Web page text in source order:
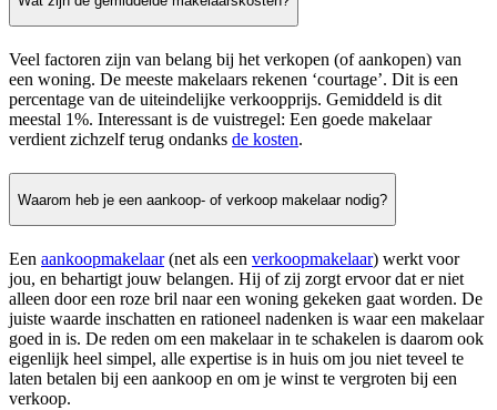
Veel factoren zijn van belang bij het verkopen (of aankopen) van
een woning. De meeste makelaars rekenen ‘courtage’. Dit is een
percentage van de uiteindelijke verkoopprijs. Gemiddeld is dit
meestal 1%. Interessant is de vuistregel: Een goede makelaar
verdient zichzelf terug ondanks de kosten.
Waarom heb je een aankoop- of verkoop makelaar nodig?
Een aankoopmakelaar(net als een verkoopmakelaar) werkt voor
jou, en behartigt jouw belangen. Hij of zij zorgt ervoor dat er niet
alleen door een roze bril naar een woning gekeken gaat worden. De
juiste waarde inschatten en rationeel nadenken is waar een makelaar
goed in is. De reden om een makelaar in te schakelen is daarom ook
eigenlijk heel simpel, alle expertise is in huis om jou niet teveel te
laten betalen bij een aankoop en om je winst te vergroten bij een
verkoop.